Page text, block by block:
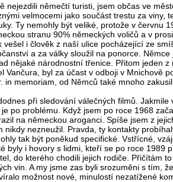
nejezdili němečtí turisti, jsem občas ve
velmocemi jako součást trestu za viny,
Ty nemohly být veliké, protože v červnu
stranu 90% německých voličů a v
vešel i člověk z naší ulice pocházející ze
a za války sloužil na ponorce. Němce
nějaké národnostní třenice. Přitom jeden z
Vančura, byl za účast v odboji v Mnichově
in memoriam, od Němců také mnoho zakusil.
při sledování válečných filmů. Jakmile
po problému. Když jsem po roce 1968
na německou aroganci. Spíše jsem z
nikdy nezneužil. Pravda, ty kontakty
tak být poněkud specifické. Vstřícné,
byly i hovory s lidmi, kteří se po roce 1989
do kterého chodili jejich rodiče. Přičítám
vin. A my jsme zas byli srozuměni s tím,
možnost nové, minulostí nezatížené